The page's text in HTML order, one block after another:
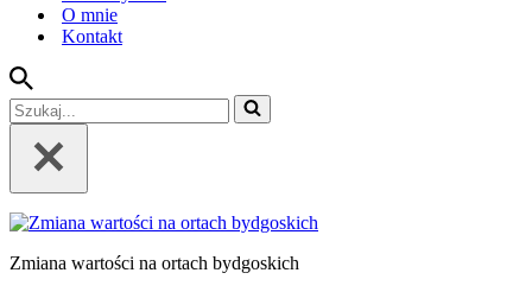
O mnie
Kontakt
Szukaj...
Zmiana wartości na ortach bydgoskich